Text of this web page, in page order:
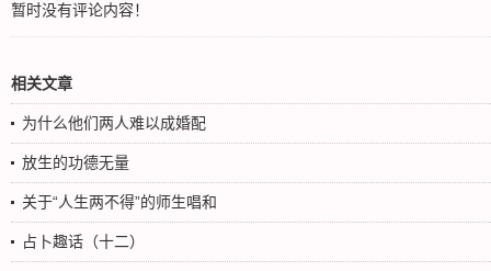
暂时没有评论内容！
相关文章
为什么他们两人难以成婚配
放生的功德无量
关于“人生两不得”的师生唱和
占卜趣话（十二）